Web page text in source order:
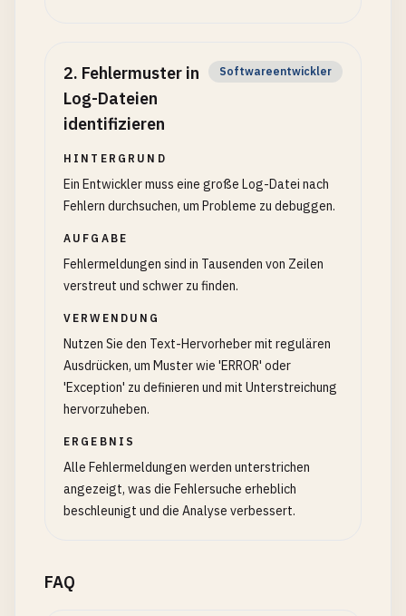
2. Fehlermuster in
Log-Dateien
identifizieren
Softwareentwickler
HINTERGRUND
Ein Entwickler muss eine große Log-Datei nach
Fehlern durchsuchen, um Probleme zu debuggen.
AUFGABE
Fehlermeldungen sind in Tausenden von Zeilen
verstreut und schwer zu finden.
VERWENDUNG
Nutzen Sie den Text-Hervorheber mit regulären
Ausdrücken, um Muster wie 'ERROR' oder
'Exception' zu definieren und mit Unterstreichung
hervorzuheben.
ERGEBNIS
Alle Fehlermeldungen werden unterstrichen
angezeigt, was die Fehlersuche erheblich
beschleunigt und die Analyse verbessert.
FAQ